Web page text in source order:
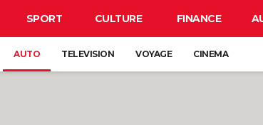
SPORT CULTURE FINANCE
AUTO TELEVISION VOYAGE CINEMA